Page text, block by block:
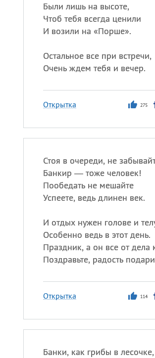
Были лишь на высоте,
Чтоб тебя всегда ценили
И возили на «Порше».
Остальное все при встречи,
Очень ждем тебя и вечер.
Открытка 275
Стоя в очереди, не
Банкир — тоже человек!
Пообедать не мешайте
Успеете, ведь длинен век.
И отдых нужен голове и
Особенно ведь в этот день.
Праздник, а он все от
Поздравьте, радость
Открытка 114
Банки, как грибы в лесочке,